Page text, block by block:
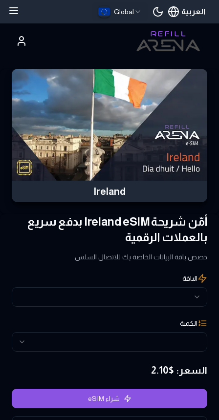
Global العربية
اللغة الحالية
Ireland
أمّن شريحة Ireland eSIM بدفع سريع
بالعملات الرقمية
خصص باقة البيانات الخاصة بك للاتصال السلس
الباقة
الكمية
السعر : $
2.10
شراء eSIM